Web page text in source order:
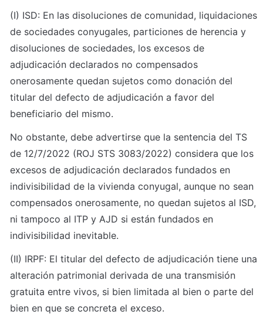
(I) ISD: En las disoluciones de comunidad, liquidaciones
de sociedades conyugales, particiones de herencia y
disoluciones de sociedades, los excesos de
adjudicación declarados no compensados
onerosamente quedan sujetos como donación del
titular del defecto de adjudicación a favor del
beneficiario del mismo.
No obstante, debe advertirse que la sentencia del TS
de 12/7/2022 (ROJ STS 3083/2022) considera que los
excesos de adjudicación declarados fundados en
indivisibilidad de la vivienda conyugal, aunque no sean
compensados onerosamente, no quedan sujetos al ISD,
ni tampoco al ITP y AJD si están fundados en
indivisibilidad inevitable.
(II) IRPF: El titular del defecto de adjudicación tiene una
alteración patrimonial derivada de una transmisión
gratuita entre vivos, si bien limitada al bien o parte del
bien en que se concreta el exceso.